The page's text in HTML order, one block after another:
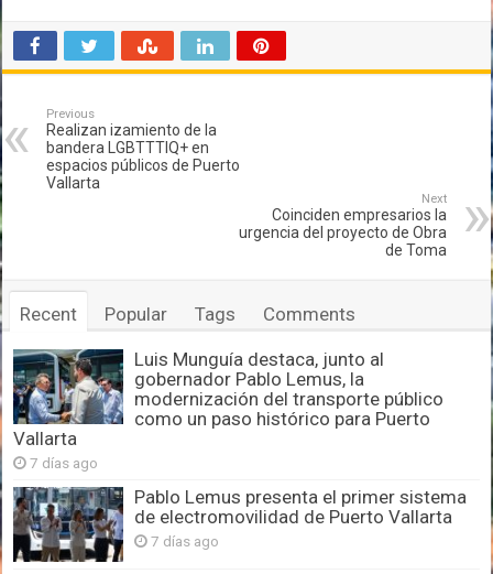
Previous
Realizan izamiento de la
bandera LGBTTTIQ+ en
espacios públicos de Puerto
Vallarta
Next
Coinciden empresarios la
urgencia del proyecto de Obra
de Toma
Recent Popular Tags Comments
Luis Munguía destaca, junto al
gobernador Pablo Lemus, la
modernización del transporte público
como un paso histórico para Puerto
Vallarta
7 días ago
Pablo Lemus presenta el primer sistema
de electromovilidad de Puerto Vallarta
7 días ago